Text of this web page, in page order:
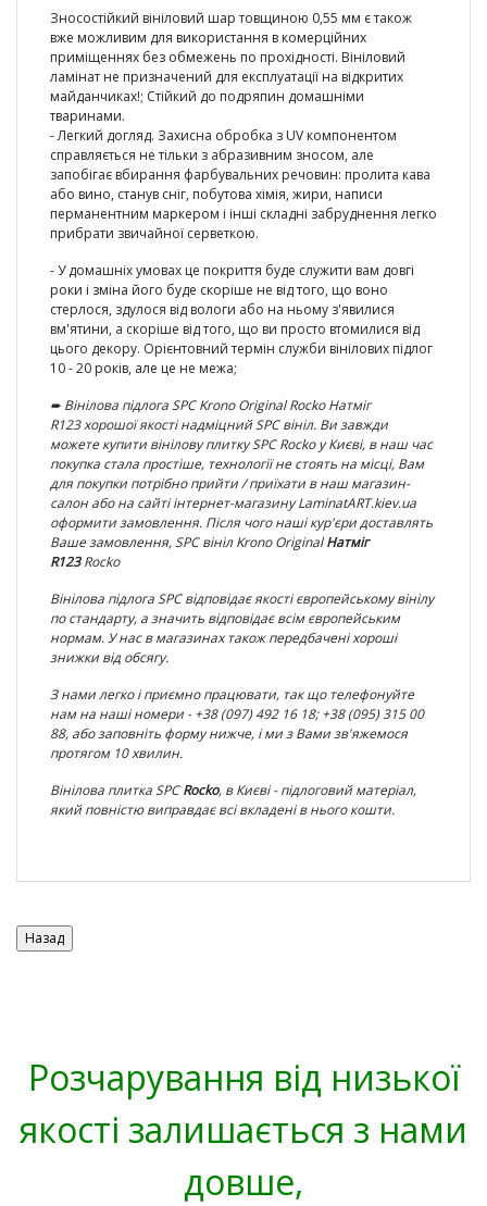
Зносостійкий вініловий шар товщиною 0,55 мм є також
вже можливим для використання в комерційних
приміщеннях без обмежень по прохідності. Вініловий
ламінат не призначений для експлуатації на відкритих
майданчиках!; Стійкий до подряпин домашніми
тваринами.
- Легкий догляд. Захисна обробка з UV компонентом
справляється не тільки з абразивним зносом, але
запобігає вбирання фарбувальних речовин: пролита кава
або вино, станув сніг, побутова хімія, жири, написи
перманентним маркером і інші складні забруднення легко
прибрати звичайної серветкою.
- У домашніх умовах це покриття буде служити вам довгі
роки і зміна його буде скоріше не від того, що воно
стерлося, здулося від вологи або на ньому з'явилися
вм'ятини, а скоріше від того, що ви просто втомилися від
цього декору. Орієнтовний термін служби вінілових підлог
10 - 20 років, але це не межа;
➨ Вінілова підлога SPC Krono Original Rocko Натміг
R123хорошої якості надміцний SPC вініл. Ви завжди
можете купити вінілову плиткуSPC Rockoу Києві, в наш час
покупка стала простіше, технології не стоять на місці, Вам
для покупки потрібно прийти / приїхати в наш магазин-
салон або на сайті інтернет-магазину LaminatART.kiev.ua
оформити замовлення. Після чого наші кур'єри доставлять
Ваше замовлення, SPC вінілKrono OriginalНатміг
R123Rocko
Вінілова підлога SPC відповідає якості європейському вінілу
постандарту, а значить відповідає всім європейським
нормам. У нас в магазинах також передбачені хороші
знижки від обсягу.
З нами легко і приємно працювати, так що телефонуйте
нам на наші номери - +38 (097) 492 16 18; +38 (095) 315 00
88, або заповніть форму нижче, і ми з Вами зв'яжемося
протягом 10 хвилин.
Вінілова плиткаSPCRocko, в Києві - підлоговий матеріал,
який повністю виправдає всі вкладені в нього кошти.
Розчарування від низької
якості залишається з нами
довше,